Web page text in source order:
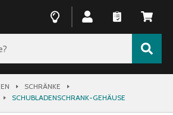
SCHRÄNKE
SCHUBLADENSCHRANK-GEHÄUSE